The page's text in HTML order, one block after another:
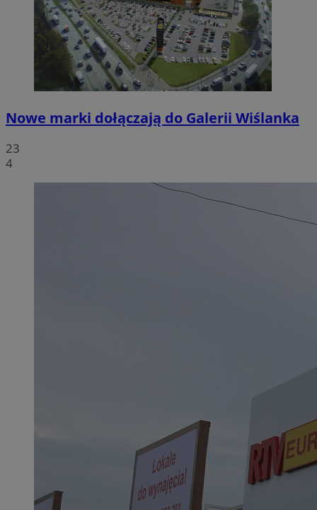
Nowe marki dołączają do Galerii Wiślanka
23
4